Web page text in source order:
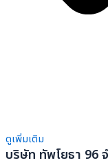
ดูเพิ่มเติม
บริษัท ทัพโยธา 96